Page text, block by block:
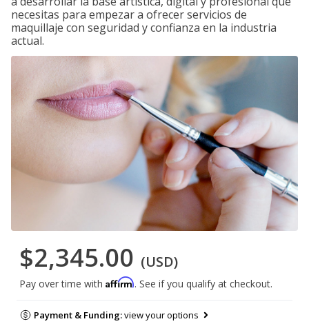
necesitas para empezar a ofrecer servicios de
maquillaje con seguridad y confianza en la industria
actual.
$2,345.00 (USD)
Pay over time with Affirm. See if you qualify at checkout.
Payment & Funding:view your options